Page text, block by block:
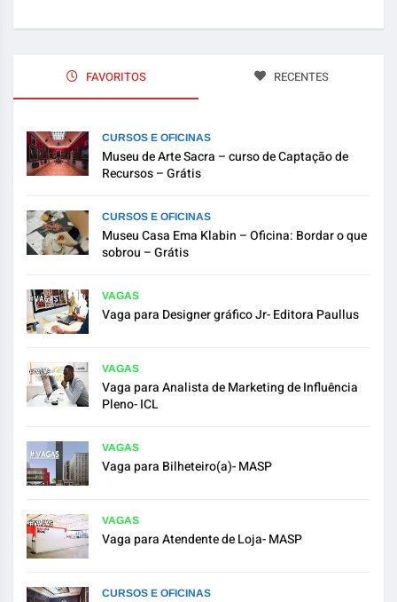
FAVORITOS RECENTES
CURSOS E OFICINAS
Museu de Arte Sacra – curso de Captação de
Recursos – Grátis
CURSOS E OFICINAS
Museu Casa Ema Klabin – Oficina: Bordar o que
sobrou – Grátis
VAGAS
Vaga para Designer gráfico Jr- Editora Paullus
VAGAS
Vaga para Analista de Marketing de Influência
Pleno- ICL
VAGAS
Vaga para Bilheteiro(a)- MASP
VAGAS
Vaga para Atendente de Loja- MASP
CURSOS E OFICINAS